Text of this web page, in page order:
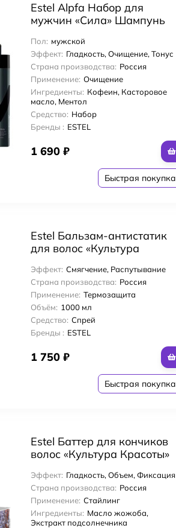
Estel Alpfa Набор для
мужчин «Сила» Шампунь
мл + Дезодорант для тела
100 мл
Пол: мужской
Эффект: Гладкость, Очищение, Тонус
Страна производства: Россия
Применение: Очищение
Ингредиенты: Кофеин, Касторовое
масло, Ментол
Средство: Набор
Бренды : ESTEL
1 690 ₽
Быстрая покупка
Estel Бальзам-антистатик
для волос «Культура
Эффект: Смягчение, Распутывание
Страна производства: Россия
Применение: Термозащита
Объём: 1000 мл
Средство: Спрей
Бренды : ESTEL
1 750 ₽
Быстрая покупка
Estel Баттер для кончиков
волос «Культура Красоты»
Эффект: Гладкость, Объем, Фиксация
Страна производства: Россия
Применение: Стайлинг
Ингредиенты: Масло жожоба,
Экстракт подсолнечника